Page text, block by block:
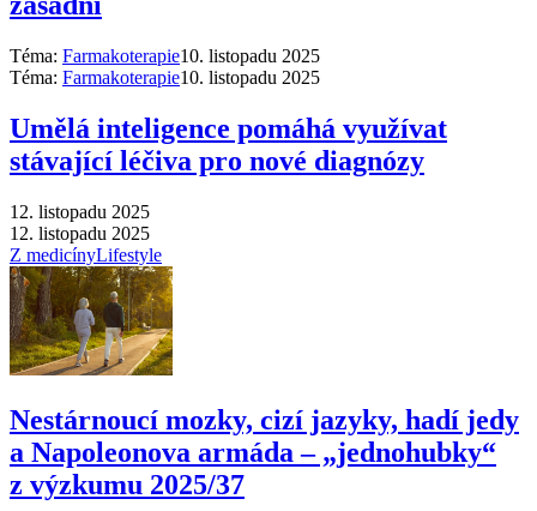
Téma: Farmakoterapie10. listopadu 2025
Téma: Farmakoterapie10. listopadu 2025
Umělá inteligence pomáhá využívat
stávající léčiva pro nové diagnózy
12. listopadu 2025
12. listopadu 2025
Z medicínyLifestyle
Nestárnoucí mozky, cizí jazyky, hadí jedy
a Napoleonova armáda –⁠ „jednohubky“
z výzkumu 2025/37